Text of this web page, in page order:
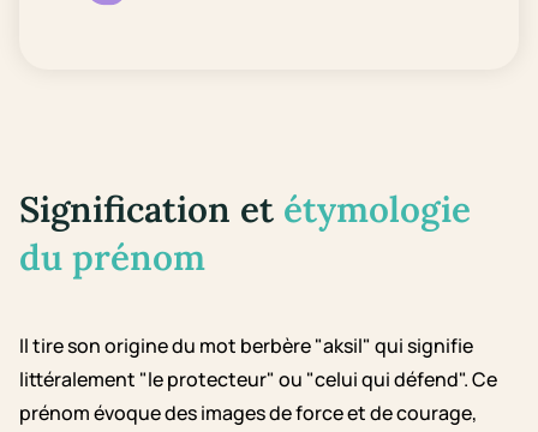
Signification et étymologie
du prénom
Il tire son origine du mot berbère "aksil" qui signifie
littéralement "le protecteur" ou "celui qui défend". Ce
prénom évoque des images de force et de courage,